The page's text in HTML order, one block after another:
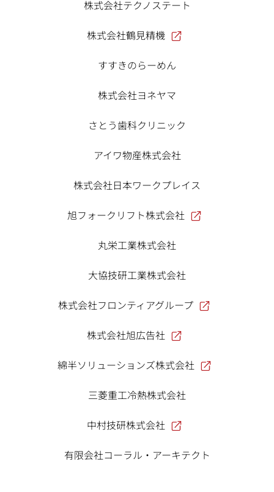
株式会社テクノステート
株式会社鶴見精機
すすきのらーめん
株式会社ヨネヤマ
さとう歯科クリニック
アイワ物産株式会社
株式会社日本ワークプレイス
旭フォークリフト株式会社
丸栄工業株式会社
大協技研工業株式会社
株式会社フロンティアグループ
株式会社旭広告社
綿半ソリューションズ株式会社
三菱重工冷熱株式会社
中村技研株式会社
有限会社コーラル・アーキテクト